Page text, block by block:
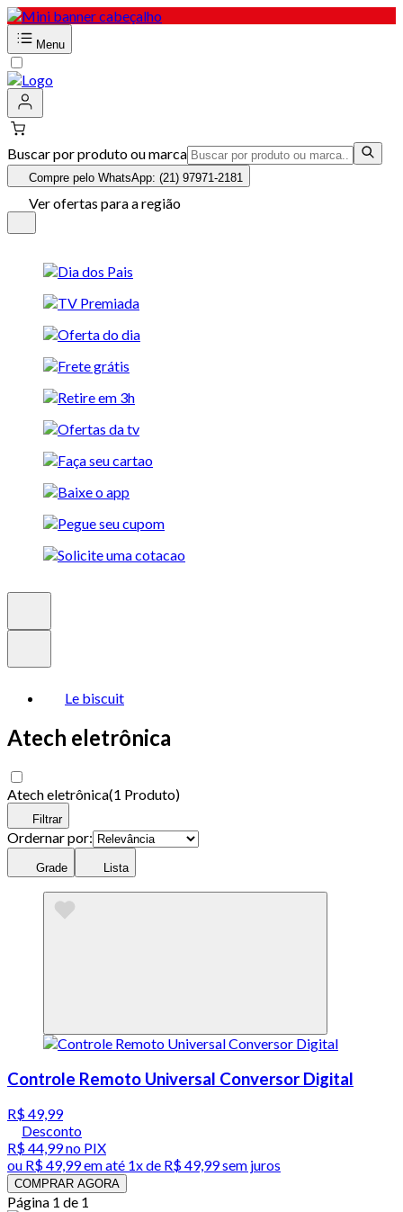
Menu
Buscar por produto ou marca
Compre pelo WhatsApp: (21) 97971-2181
Ver ofertas para a região
Le biscuit
Atech eletrônica
Atech eletrônica(1 Produto)
Filtrar
Ordernar por:
Grade Lista
Controle Remoto Universal Conversor Digital
R$ 49,99
Desconto
R$ 44,99no PIX
ou R$ 49,99em até 1x de R$ 49,99sem juros
COMPRAR AGORA
Página 1 de 1